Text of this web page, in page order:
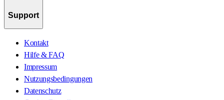
Support
Kontakt
Hilfe & FAQ
Impressum
Nutzungsbedingungen
Datenschutz